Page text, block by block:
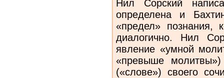
Нил Сорский
определена и
«предел» познания,
диалогично. Нил
явление «умной
«превыше
(«слове») своего